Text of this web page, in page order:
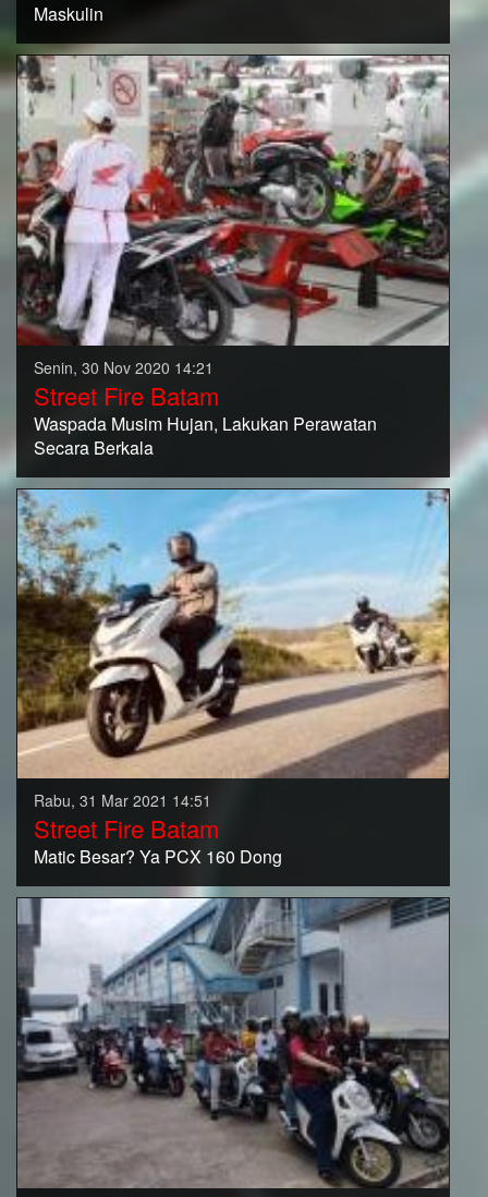
Maskulin
Senin, 30 Nov 2020 14:21
Street Fire Batam
Waspada Musim Hujan, Lakukan Perawatan
Secara Berkala
Rabu, 31 Mar 2021 14:51
Street Fire Batam
Matic Besar? Ya PCX 160 Dong